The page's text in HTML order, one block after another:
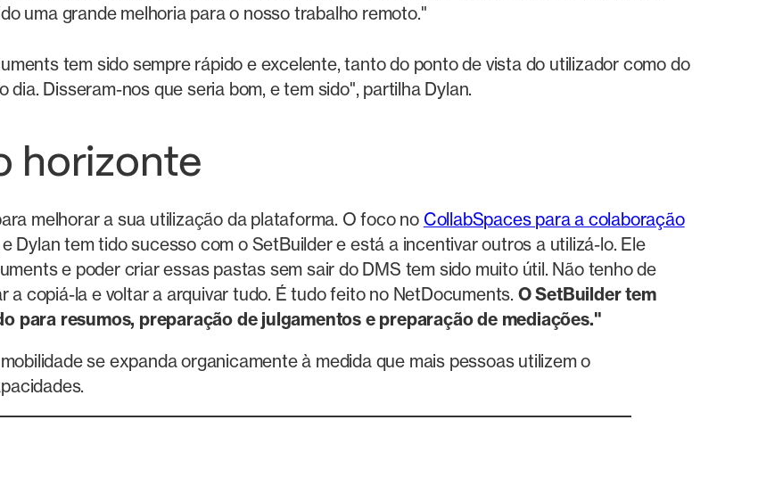
uma grande melhoria para o nosso trabalho remoto."
tem sido sempre rápido e excelente, tanto do ponto de vista do utilizador como do
Disseram-nos que seria bom, e tem sido", partilha Dylan.
horizonte
melhorar a sua utilização da plataforma. O foco no CollabSpaces para a colaboração
Dylan tem tido sucesso com o SetBuilder e está a incentivar outros a utilizá-lo. Ele
e poder criar essas pastas sem sair do DMS tem sido muito útil. Não tenho de
copiá-la e voltar a arquivar tudo. É tudo feito no NetDocuments. O SetBuilder tem
para resumos, preparação de julgamentos e preparação de mediações."
se expanda organicamente à medida que mais pessoas utilizem o